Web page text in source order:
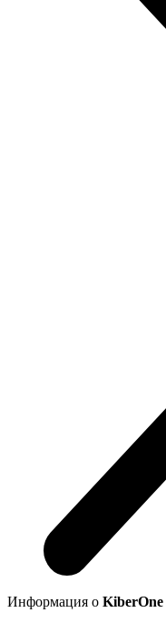
Информация о KiberOne